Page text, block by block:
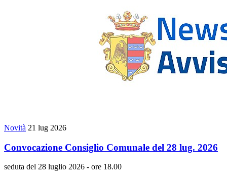
Novità 21 lug 2026
Convocazione Consiglio Comunale del 28 lug. 2026
seduta del 28 luglio 2026 - ore 18.00